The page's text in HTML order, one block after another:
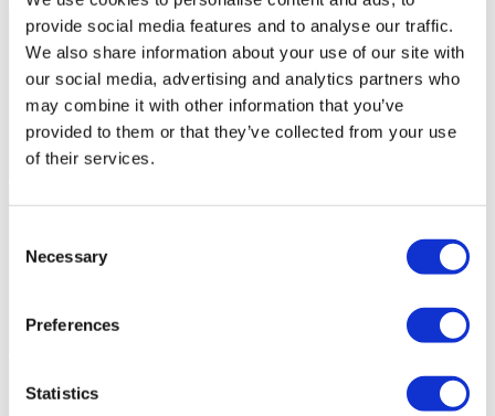
provide social media features and to analyse our traffic.
We also share information about your use of our site with
our social media, advertising and analytics partners who
may combine it with other information that you’ve
provided to them or that they’ve collected from your use
of their services.
Selection
Necessary
Preferences
Statistics